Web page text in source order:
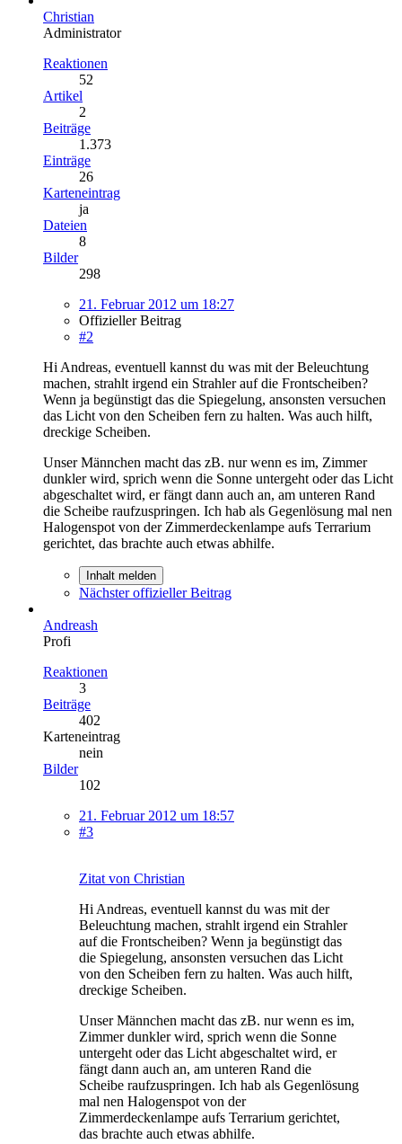
Christian
Administrator
Reaktionen
52
Artikel
2
Beiträge
1.373
Einträge
26
Karteneintrag
ja
Dateien
8
Bilder
298
21. Februar 2012 um 18:27
Offizieller Beitrag
#2
Hi Andreas, eventuell kannst du was mit der Beleuchtung
machen, strahlt irgend ein Strahler auf die Frontscheiben?
Wenn ja begünstigt das die Spiegelung, ansonsten versuchen
das Licht von den Scheiben fern zu halten. Was auch hilft,
dreckige Scheiben.
Unser Männchen macht das zB. nur wenn es im, Zimmer
dunkler wird, sprich wenn die Sonne untergeht oder das Licht
abgeschaltet wird, er fängt dann auch an, am unteren Rand
die Scheibe raufzuspringen. Ich hab als Gegenlösung mal nen
Halogenspot von der Zimmerdeckenlampe aufs Terrarium
gerichtet, das brachte auch etwas abhilfe.
Inhalt melden
Nächster offizieller Beitrag
Andreash
Profi
Reaktionen
3
Beiträge
402
Karteneintrag
nein
Bilder
102
21. Februar 2012 um 18:57
#3
Zitat von Christian
Hi Andreas, eventuell kannst du was mit der
Beleuchtung machen, strahlt irgend ein Strahler
auf die Frontscheiben? Wenn ja begünstigt das
die Spiegelung, ansonsten versuchen das Licht
von den Scheiben fern zu halten. Was auch hilft,
dreckige Scheiben.
Unser Männchen macht das zB. nur wenn es im,
Zimmer dunkler wird, sprich wenn die Sonne
untergeht oder das Licht abgeschaltet wird, er
fängt dann auch an, am unteren Rand die
Scheibe raufzuspringen. Ich hab als Gegenlösung
mal nen Halogenspot von der
Zimmerdeckenlampe aufs Terrarium gerichtet,
das brachte auch etwas abhilfe.